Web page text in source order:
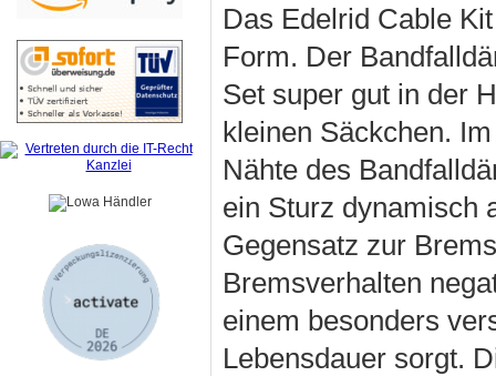
Das Edelrid Cable
Form. Der
Set super gut in der
kleinen Säckchen.
Nähte des
ein Sturz dynamisch
Gegensatz zur
Bremsverhalten
einem besonders
Lebensdauer sorgt.